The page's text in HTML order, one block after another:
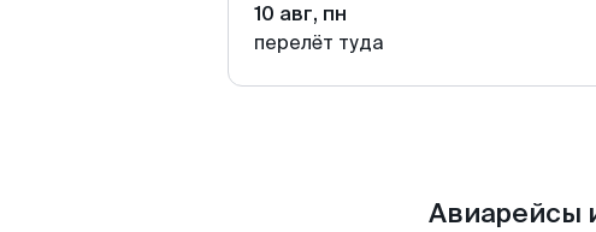
10 авг, пн
перелёт туда
Авиарейсы